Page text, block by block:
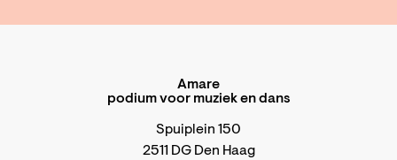
Amare
podium voor muziek en dans
Spuiplein 150
2511 DG Den Haag